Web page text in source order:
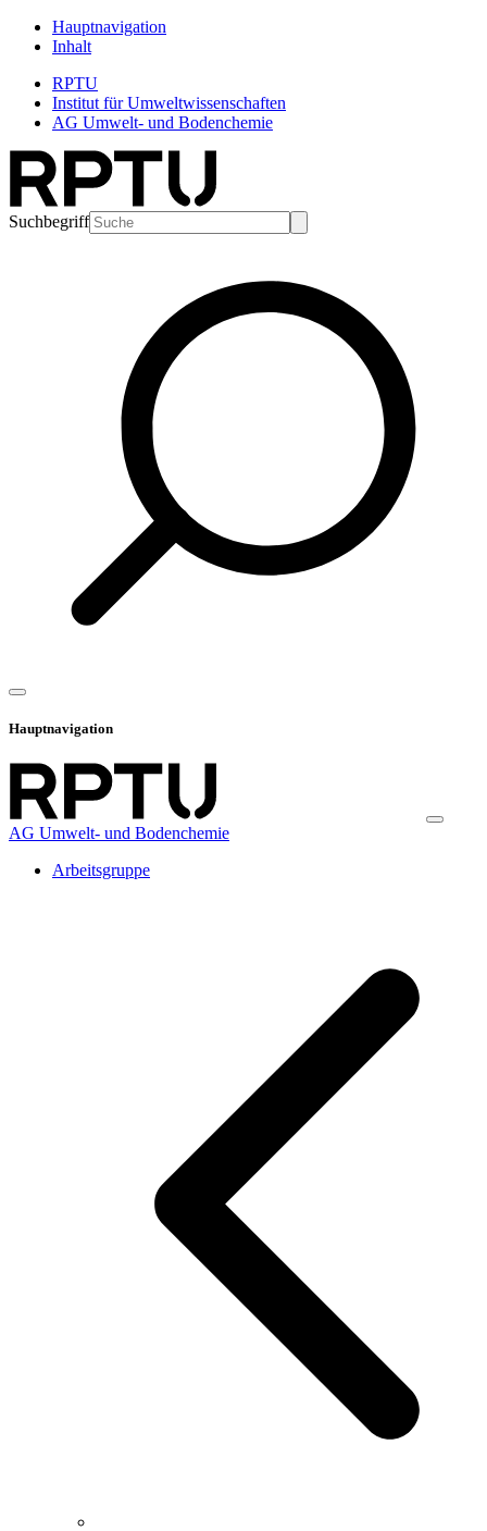
Hauptnavigation
Inhalt
RPTU
Institut für Umweltwissenschaften
AG Umwelt- und Bodenchemie
Suchbegriff
Hauptnavigation
AG Umwelt- und Bodenchemie
Arbeitsgruppe